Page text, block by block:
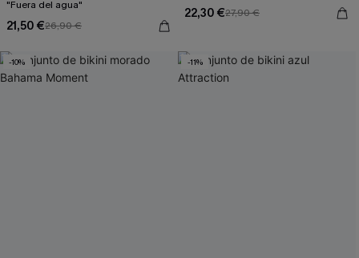
"Fuera del agua"
21,50 €26,90 €
22,30 €27,90 €
-10% -11%